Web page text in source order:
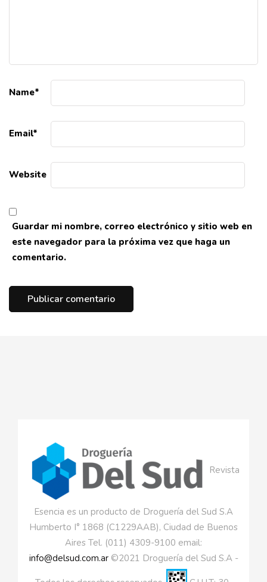
Name*
Email*
Website
Guardar mi nombre, correo electrónico y sitio web en
este navegador para la próxima vez que haga un
comentario.
Revista
Esencia es un producto de Droguería del Sud S.A
Humberto I° 1868 (C1229AAB), Ciudad de Buenos
Aires Tel. (011) 4309-9100 email:
info@delsud.com.ar©2021 Droguería del Sud S.A -